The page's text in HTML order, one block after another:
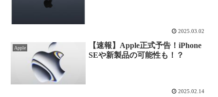
2025.03.02
Apple
【速報】Apple正式予告！iPhone
SEや新製品の可能性も！？
2025.02.14